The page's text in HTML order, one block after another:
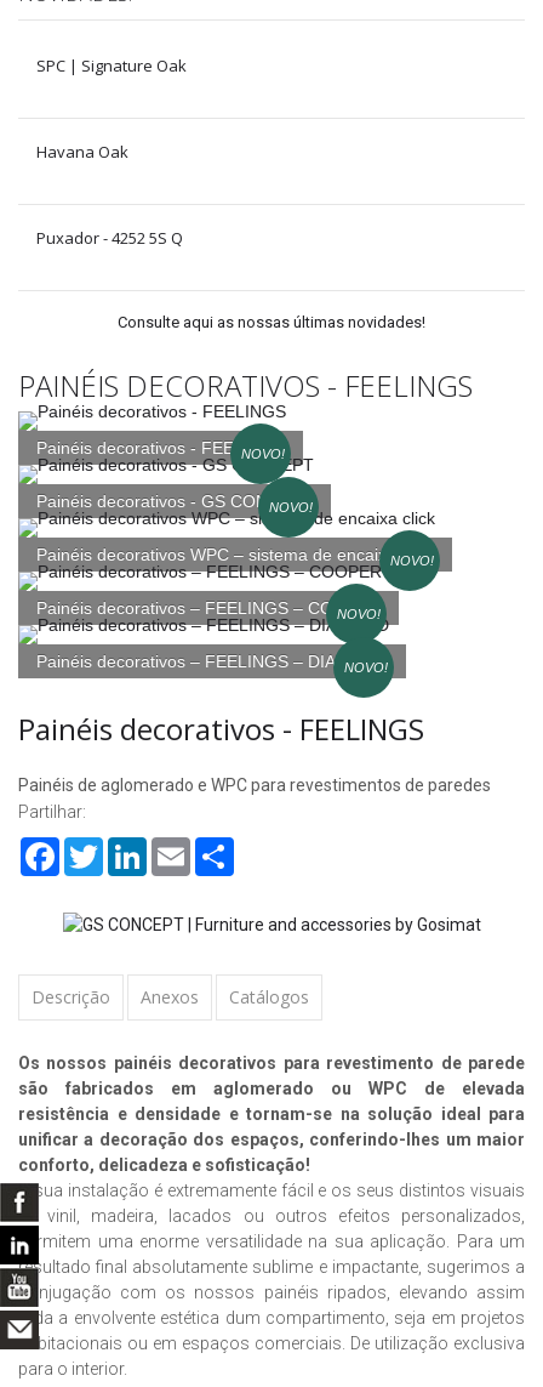
SPC | Signature Oak
Havana Oak
Puxador - 4252 5S Q
Consulte aqui as nossas últimas novidades!
PAINÉIS DECORATIVOS - FEELINGS
Painéis decorativos - FEELINGS
NOVO!
Painéis decorativos - GS CONCEPT
NOVO!
Painéis decorativos WPC – sistema de encaixa click
NOVO!
Painéis decorativos – FEELINGS – COOPER
NOVO!
Painéis decorativos – FEELINGS – DIAMOND
NOVO!
Painéis decorativos - FEELINGS
Painéis de aglomerado e WPC para revestimentos de paredes
Partilhar:
FacebookTwitterLinkedInEmail
Descrição Anexos Catálogos
Os nossos painéis decorativos para revestimento de parede
são fabricados em aglomerado ou WPC de elevada
resistência e densidade e tornam-se na solução ideal para
unificar a decoração dos espaços, conferindo-lhes um maior
conforto, delicadeza e sofisticação!
A sua instalação é extremamente fácil e os seus distintos visuais
de vinil, madeira, lacados ou outros efeitos personalizados,
permitem uma enorme versatilidade na sua aplicação. Para um
resultado final absolutamente sublime e impactante, sugerimos a
conjugação com os nossos painéis ripados, elevando assim
toda a envolvente estética dum compartimento, seja em projetos
habitacionais ou em espaços comerciais. De utilização exclusiva
para o interior.